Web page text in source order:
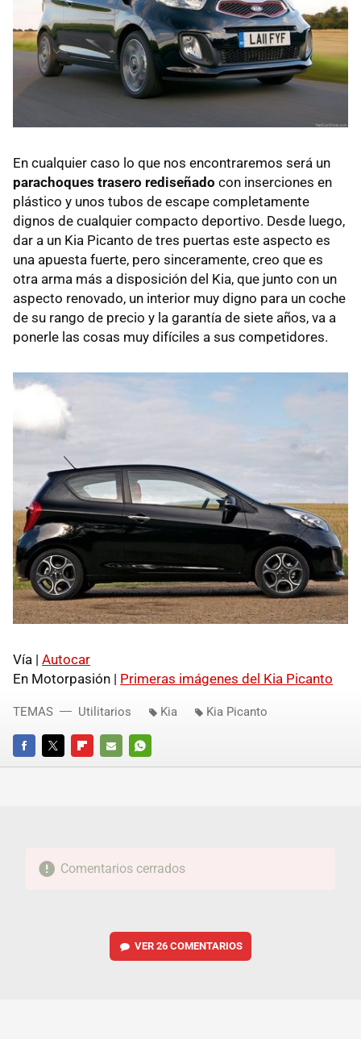
En cualquier caso lo que nos encontraremos será un
parachoques trasero rediseñado con inserciones en
plástico y unos tubos de escape completamente
dignos de cualquier compacto deportivo. Desde luego,
dar a un Kia Picanto de tres puertas este aspecto es
una apuesta fuerte, pero sinceramente, creo que es
otra arma más a disposición del Kia, que junto con un
aspecto renovado, un interior muy digno para un coche
de su rango de precio y la garantía de siete años, va a
ponerle las cosas muy difíciles a sus competidores.
Vía | Autocar
En Motorpasión | Primeras imágenes del Kia Picanto
FACEBOOKTWITTERFLIPBOARD
E-
WHATSAPP
TEMAS Utilitarios Kia Kia Picanto
Comentarios cerrados
VER 26 COMENTARIOS